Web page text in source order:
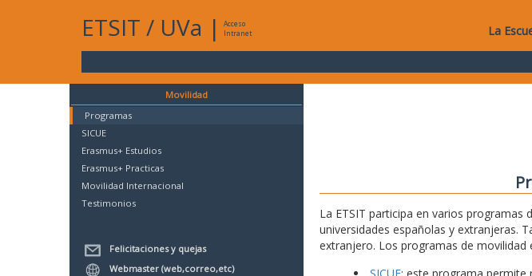
ETSIT / UVa |
Acceso
Intranet
La
Movilidad
Programas
SICUE
Erasmus+ Estudios
Erasmus+ Practicas
Movilidad Internacional
Testimonios
Felicitaciones y quejas
Webmaster (web,correo,etc)
La ETSIT participa en varios
universidades españolas y extranjeras.
extranjero. Los programas de movilidad